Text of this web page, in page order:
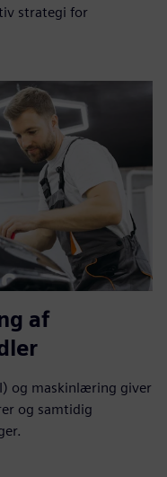
strategi for
af
og maskinlæring giver
og samtidig